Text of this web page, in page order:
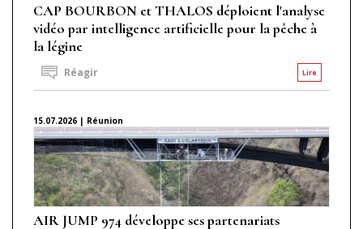
CAP BOURBON et THALOS déploient l'analyse
vidéo par intelligence artificielle pour la pêche à
la légine
Lire
Réagir
15.07.2026 | Réunion
AIR JUMP 974 développe ses partenariats